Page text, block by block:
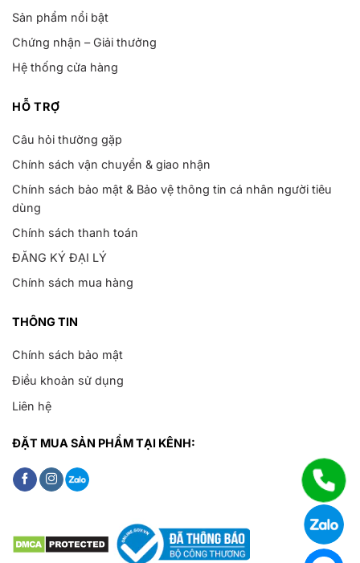
Sản phẩm nổi bật
Chứng nhận – Giải thưởng
Hệ thống cửa hàng
HỖ TRỢ
Câu hỏi thường gặp
Chính sách vận chuyển & giao nhận
Chính sách bảo mật & Bảo vệ thông tin cá nhân người tiêu
dùng
Chính sách thanh toán
ĐĂNG KÝ ĐẠI LÝ
Chính sách mua hàng
THÔNG TIN
Chính sách bảo mật
Điều khoản sử dụng
Liên hệ
ĐẶT MUA SẢN PHẨM TẠI KÊNH: